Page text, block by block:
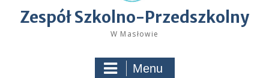
Zespół Szkolno-Przedszkolny
W Masłowie
Menu